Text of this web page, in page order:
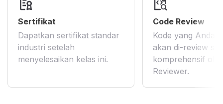
Sertifikat
Dapatkan sertifikat standar
industri setelah
menyelesaikan kelas ini.
Code Review
Kode yang Anda
akan di-review
komprehensif
Reviewer.